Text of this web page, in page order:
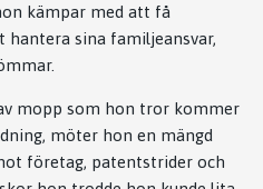
kämpar med att få
sina familjeansvar,
mopp som hon tror kommer
möter hon en mängd
företag, patentstrider och